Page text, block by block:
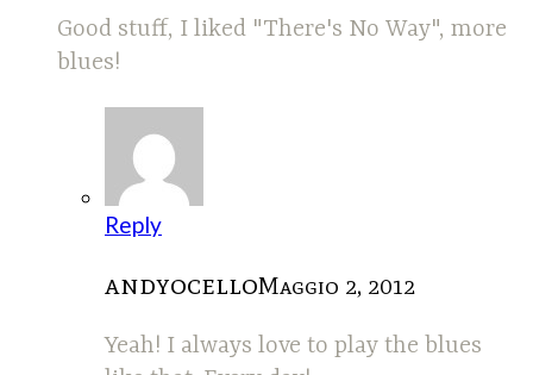
Good stuff, I liked "There's No Way", more
blues!
Reply
andyocelloMaggio 2, 2012
Yeah! I always love to play the blues